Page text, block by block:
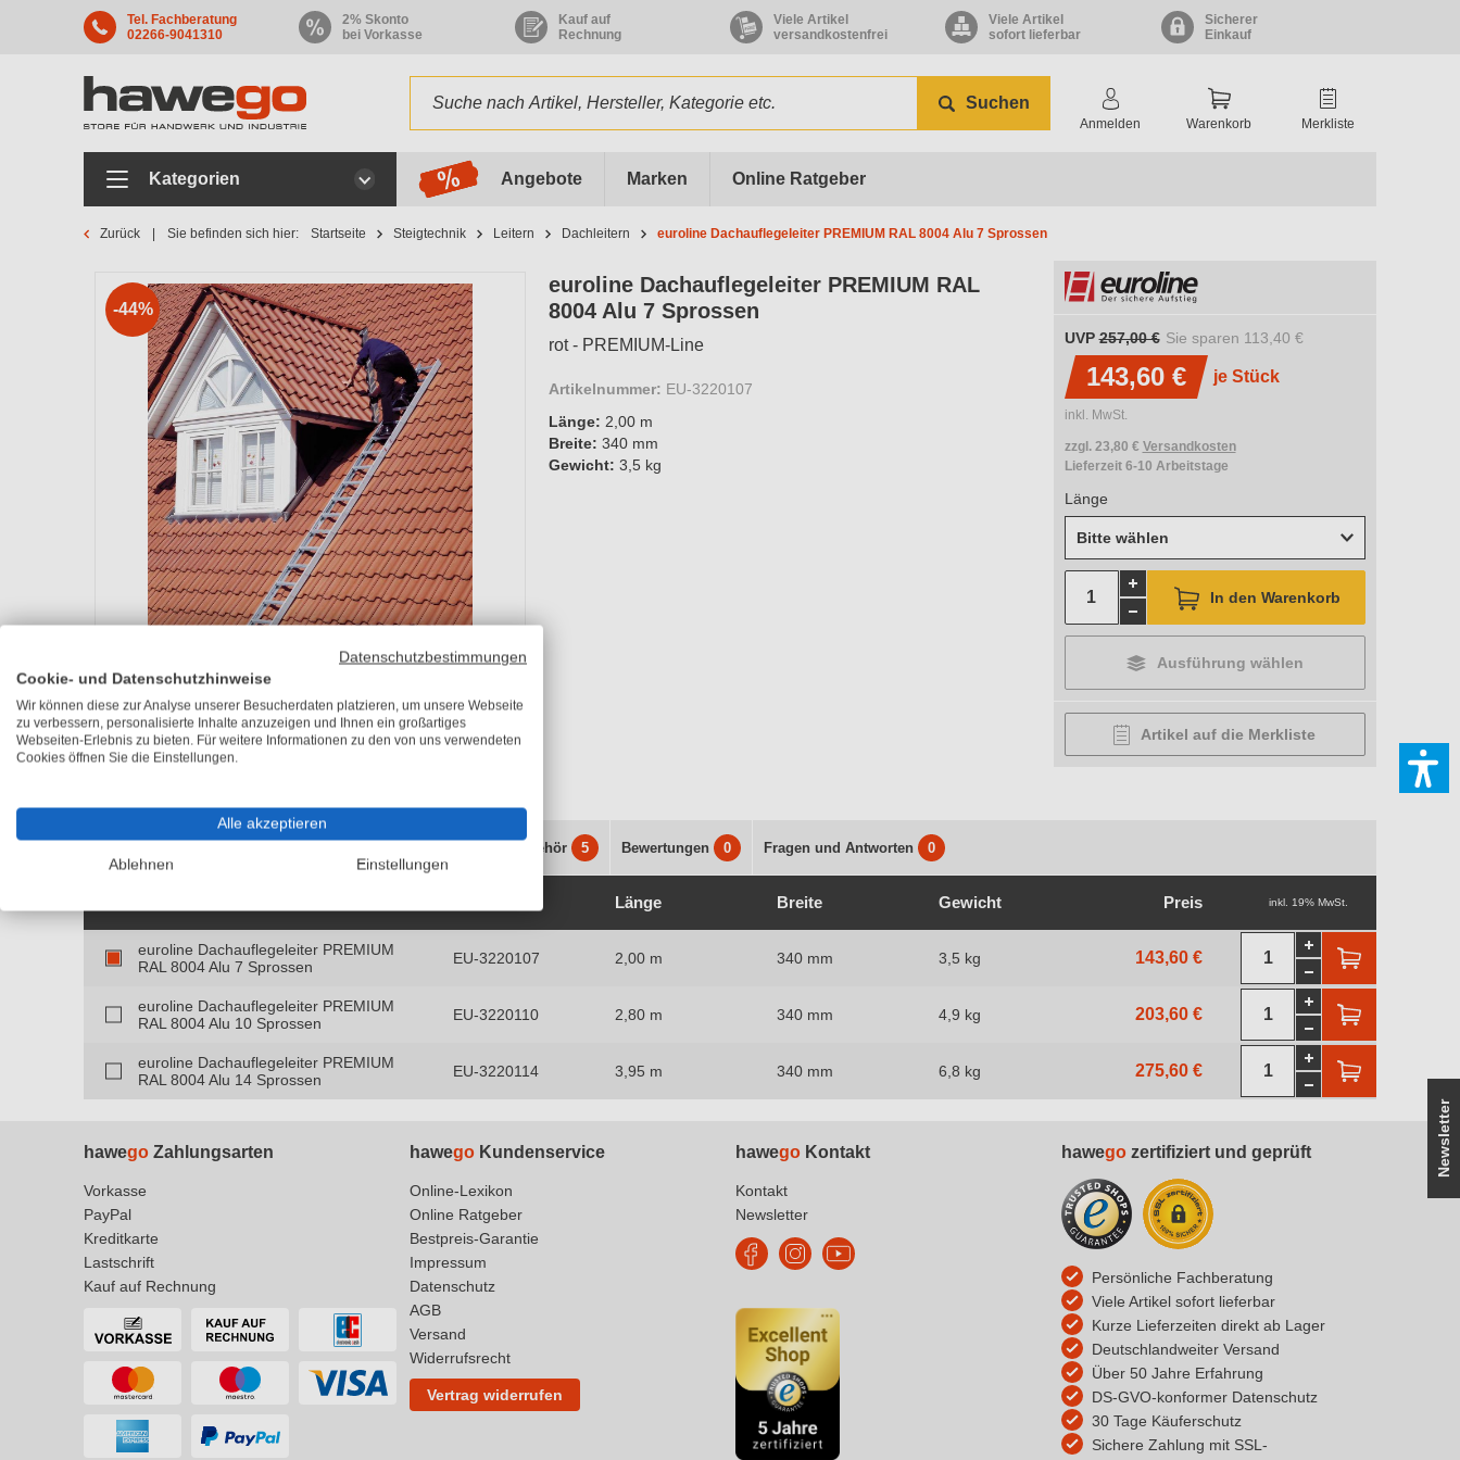
Tel. Fachberatung
02266-9041310
2% Skonto
bei Vorkasse
Kauf auf
Rechnung
Viele Artikel
versandkostenfrei
Viele Artikel
sofort lieferbar
Sicherer
Einkauf
Suchen
Anmelden Warenkorb Merkliste
Kategorien Angebote Marken Online Ratgeber
Zurück Sie befinden sich hier: Startseite Steigtechnik Leitern Dachleitern euroline Dachauflegeleiter PREMIUM RAL 8004 Alu 7 Sprossen
-44%
euroline Dachauflegeleiter PREMIUM RAL
8004 Alu 7 Sprossen
rot - PREMIUM-Line
Artikelnummer: EU-3220107
Länge: 2,00 m
Breite: 340 mm
Gewicht: 3,5 kg
UVP257,00 € Sie sparen 113,40 €
143,60 € je Stück
inkl. MwSt.
zzgl. 23,80 € Versandkosten
Lieferzeit 6-10 Arbeitstage
Länge
Bitte wählen
In den Warenkorb
Ausführung wählen
Artikel auf die Merkliste
Zubehör 5 Bewertungen 0 Fragen und Antworten 0
Länge Breite Gewicht Preis inkl. 19% MwSt.
euroline Dachauflegeleiter PREMIUM
RAL 8004 Alu 7 Sprossen
EU-3220107 2,00 m 340 mm 3,5 kg 143,60 €
euroline Dachauflegeleiter PREMIUM
RAL 8004 Alu 10 Sprossen
EU-3220110 2,80 m 340 mm 4,9 kg 203,60 €
euroline Dachauflegeleiter PREMIUM
RAL 8004 Alu 14 Sprossen
EU-3220114 3,95 m 340 mm 6,8 kg 275,60 €
Newsletter
hawego Zahlungsarten
Vorkasse
PayPal
Kreditkarte
Lastschrift
Kauf auf Rechnung
hawego Kundenservice
Online-Lexikon
Online Ratgeber
Bestpreis-Garantie
Impressum
Datenschutz
AGB
Versand
Widerrufsrecht
Vertrag widerrufen
hawego Kontakt
Kontakt
Newsletter
hawego zertifiziert und geprüft
Persönliche Fachberatung
Viele Artikel sofort lieferbar
Kurze Lieferzeiten direkt ab Lager
Deutschlandweiter Versand
Über 50 Jahre Erfahrung
DS-GVO-konformer Datenschutz
30 Tage Käuferschutz
Sichere Zahlung mit SSL-
Datenschutzbestimmungen
Cookie- und Datenschutzhinweise
Wir können diese zur Analyse unserer Besucherdaten platzieren, um unsere Webseite
zu verbessern, personalisierte Inhalte anzuzeigen und Ihnen ein großartiges
Webseiten-Erlebnis zu bieten. Für weitere Informationen zu den von uns verwendeten
Cookies öffnen Sie die Einstellungen.
Alle akzeptieren
Ablehnen Einstellungen